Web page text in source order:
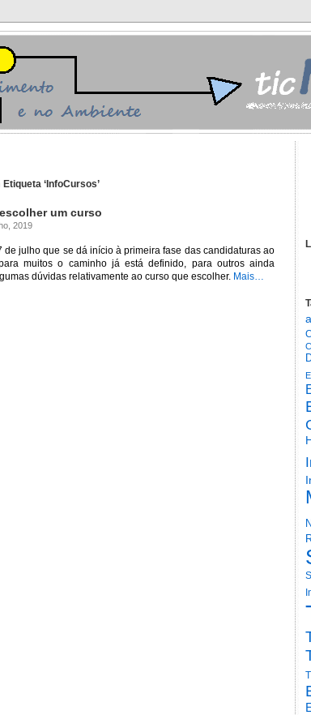
‘InfoCursos’
um curso
2019
de julho que se dá início à primeira fase das candidaturas ao
muitos o caminho já está definido, para outros ainda
dúvidas relativamente ao curso que escolher. Mais…